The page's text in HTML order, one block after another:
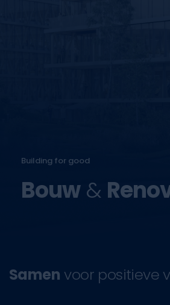
Building for good
Bouw&
Samen voor positieve